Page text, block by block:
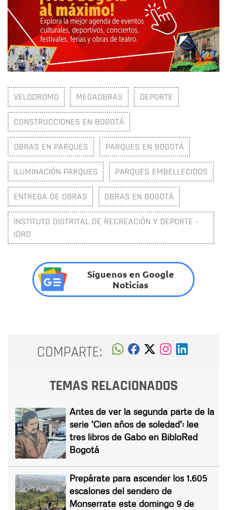
VELODROMO MEGAOBRAS DEPORTE
CONSTRUCCIONES EN BOGOTÁ
OBRAS EN PARQUES PARQUES EN BOGOTÁ
ILUMINACIÓN PARQUES PARQUES EMBELLECIDOS
ENTREGA DE OBRAS OBRAS EN BOGOTÁ
INSTITUTO DISTRITAL DE RECREACIÓN Y DEPORTE -
IDRD
Síguenos en Google
Noticias
COMPARTE:
TEMAS RELACIONADOS
Antes de ver la segunda parte de la
serie 'Cien años de soledad': lee
tres libros de Gabo en BibloRed
Bogotá
Prepárate para ascender los 1.605
escalones del sendero de
Monserrate este domingo 9 de